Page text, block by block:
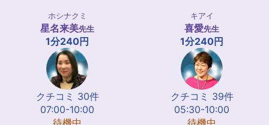
ホシナクミ
星名来美先生
1分240円
クチコミ 30件
07:00-10:00
待機中
キアイ
喜愛先生
1分240円
クチコミ 39件
05:30-10:00
待機中